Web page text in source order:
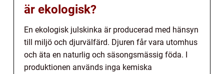
är ekologisk?
En ekologisk julskinka är producerad med hänsyn
till miljö och djurvälfärd. Djuren får vara utomhus
och äta en naturlig och säsongsmässig föda. I
produktionen används inga kemiska